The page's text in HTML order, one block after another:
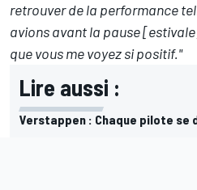
retrouver de la performance
avions avant la pause
que vous me voyez si positif."
Lire aussi :
Verstappen : Chaque pilote se